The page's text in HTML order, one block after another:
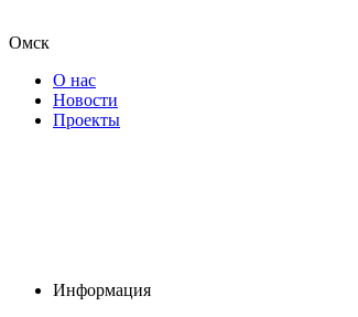
Омск
О нас
Новости
Проекты
Информация